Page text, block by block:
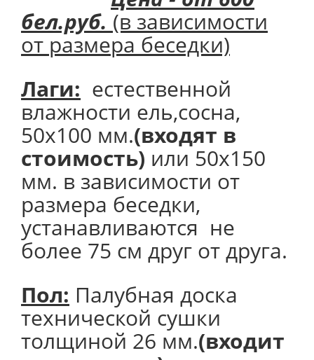
бел.руб. (в зависимости
от размера беседки)
Лаги: естественной
влажности ель,сосна,
50х100 мм.(входят в
стоимость) или 50х150
мм. в зависимости от
размера беседки,
устанавливаются не
более 75 см друг от друга.
Пол: Палубная доска
технической сушки
толщиной 26 мм.(входит